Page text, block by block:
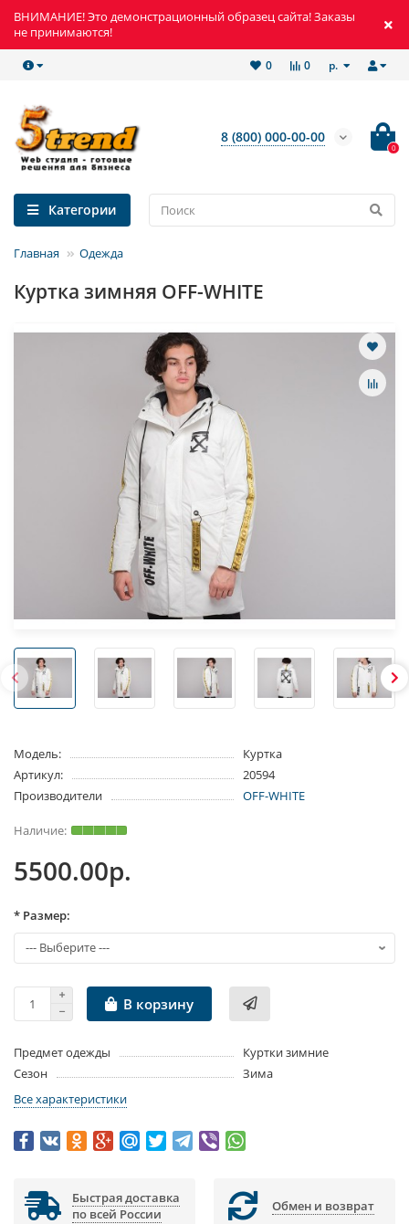
ВНИМАНИЕ! Это демонстрационный образец сайта! Заказы
не принимаются!
р.
0
0
8 (800) 000-00-00
0
Категории
Главная Одежда
Куртка зимняя OFF-WHITE
Модель:
Куртка
Артикул:
20594
Производители
OFF-WHITE
5500.00р.
* Размер:
В корзину
Предмет одежды
Куртки зимние
Сезон
Зима
Все характеристики
Быстрая доставка
по всей России
Обмен и возврат